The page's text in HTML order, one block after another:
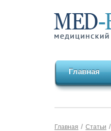
Главная
Главная / Статьи /